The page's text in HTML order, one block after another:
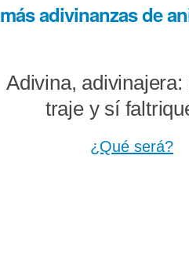
más adivinanzas de
Adivina, adivinajera:
traje y sí
¿Qué será?